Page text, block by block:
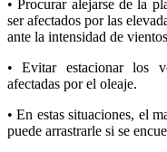
• Procurar alejarse de la
ser afectados por las
ante la intensidad de
• Evitar estacionar los
afectadas por el oleaje.
• En estas situaciones, el
puede arrastrarle si se